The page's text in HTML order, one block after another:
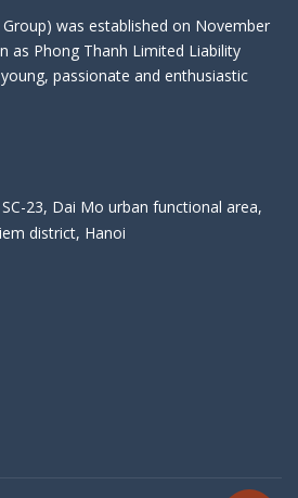
was established on November
as Phong Thanh Limited Liability
passionate and enthusiastic
23, Dai Mo urban functional area,
district, Hanoi